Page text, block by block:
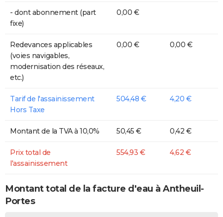
- dont abonnement (part
fixe)
0,00 €
Redevances applicables
(voies navigables,
modernisation des réseaux,
etc.)
0,00 € 0,00 €
Tarif de l'assainissement
Hors Taxe
504,48 € 4,20 €
Montant de la TVA à 10,0% 50,45 € 0,42 €
Prix total de
l'assainissement
554,93 € 4,62 €
Montant total de la facture d'eau à Antheuil-
Portes